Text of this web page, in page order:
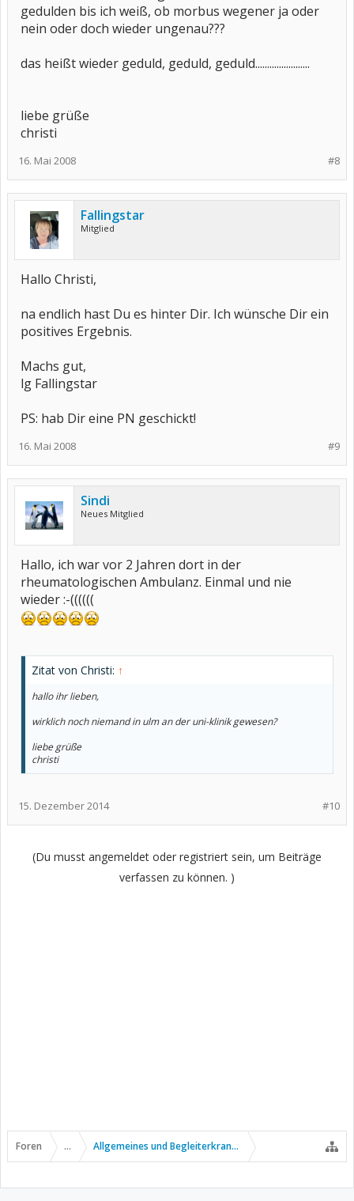
gedulden bis ich weiß, ob morbus wegener ja oder
nein oder doch wieder ungenau???
das heißt wieder geduld, geduld, geduld.......................
liebe grüße
christi
#8
16. Mai 2008
Fallingstar
Mitglied
Hallo Christi,
na endlich hast Du es hinter Dir. Ich wünsche Dir ein
positives Ergebnis.
Machs gut,
lg Fallingstar
PS: hab Dir eine PN geschickt!
#9
16. Mai 2008
Sindi
Neues Mitglied
Hallo, ich war vor 2 Jahren dort in der
rheumatologischen Ambulanz. Einmal und nie
wieder :-((((((
Zitat von Christi: ↑
hallo ihr lieben,
wirklich noch niemand in ulm an der uni-klinik gewesen?
liebe grüße
christi
#10
15. Dezember 2014
(Du musst angemeldet oder registriert sein, um Beiträge
verfassen zu können. )
Foren ... Allgemeines und Begleiterkrankungen